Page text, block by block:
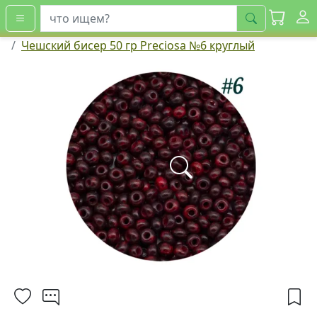
искать
Чешский бисер 50 гр Preciosa №6 круглый